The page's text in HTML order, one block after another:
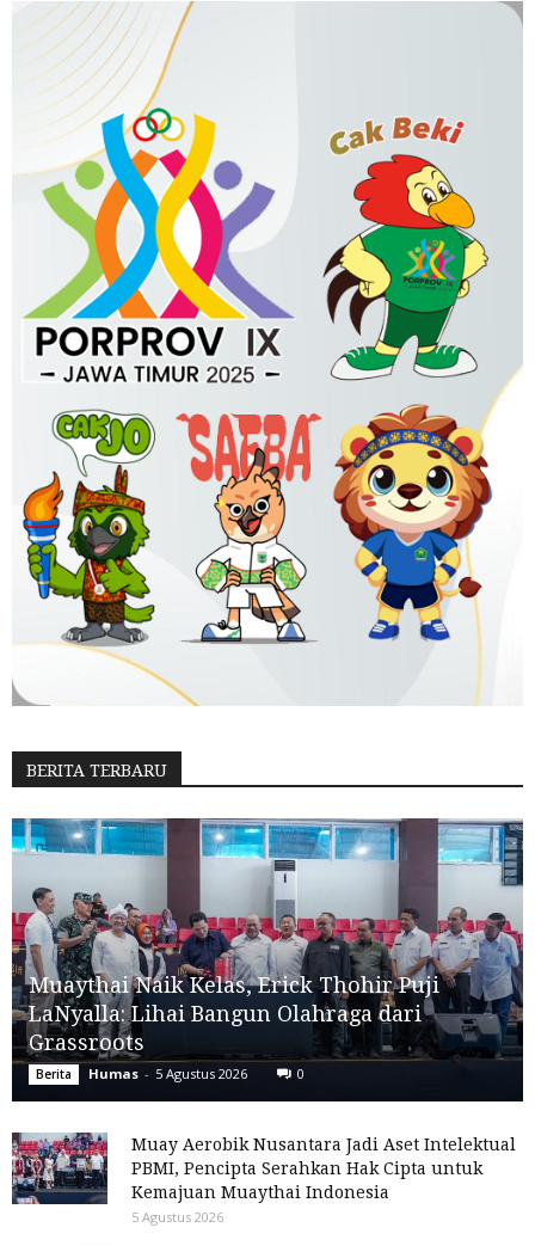
BERITA TERBARU
Muaythai Naik Kelas, Erick Thohir Puji
LaNyalla: Lihai Bangun Olahraga dari
Grassroots
Berita Humas - 5 Agustus 2026 0
Muay Aerobik Nusantara Jadi Aset Intelektual
PBMI, Pencipta Serahkan Hak Cipta untuk
Kemajuan Muaythai Indonesia
5 Agustus 2026